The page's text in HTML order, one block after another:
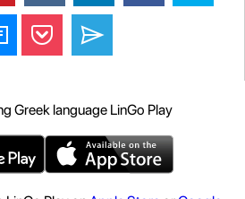
Greek language LinGo Play